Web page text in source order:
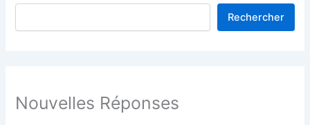
Rechercher
Nouvelles Réponses